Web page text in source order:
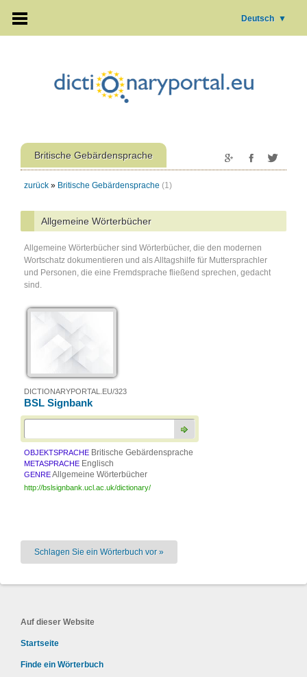
Deutsch ▼
Britische Gebärdensprache
zurück » Britische Gebärdensprache (1)
Allgemeine Wörterbücher
Allgemeine Wörterbücher sind Wörterbücher, die den modernen
Wortschatz dokumentieren und als Alltagshilfe für Muttersprachler
und Personen, die eine Fremdsprache fließend sprechen, gedacht
sind.
DICTIONARYPORTAL.EU/323
BSL Signbank
OBJEKTSPRACHE Britische Gebärdensprache
METASPRACHE Englisch
GENREAllgemeine Wörterbücher
http://bslsignbank.ucl.ac.uk/dictionary/
Schlagen Sie ein Wörterbuch vor »
Auf dieser Website
Startseite
Finde ein Wörterbuch